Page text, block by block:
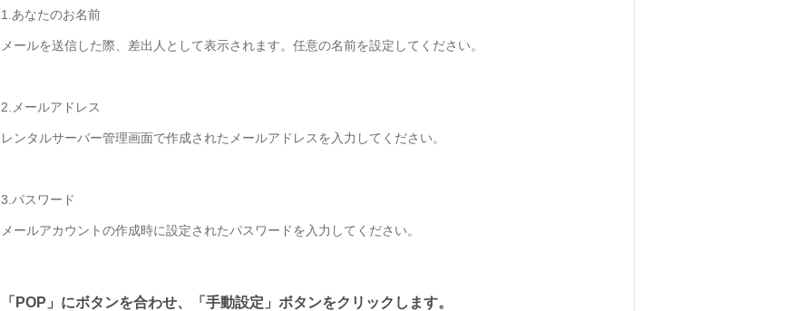
1.あなたのお名前
メールを送信した際、差出人として表示されます。任意の名前を設定してください。
2.メールアドレス
レンタルサーバー管理画面で作成されたメールアドレスを入力してください。
3.パスワード
メールアカウントの作成時に設定されたパスワードを入力してください。
「POP」にボタンを合わせ、「手動設定」ボタンをクリックします。